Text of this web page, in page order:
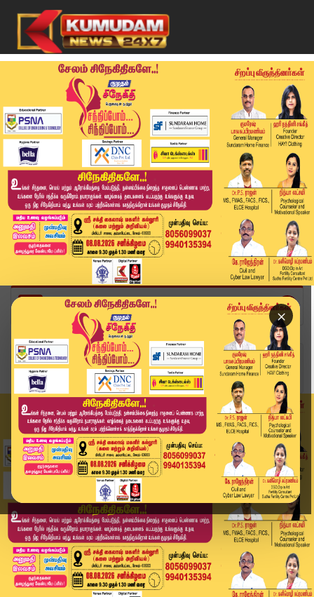
×
Home
இந்தியா
ஒடிசா பூரி ஜெகநாதர் கோவில் ரத யாத்திரை: நெரிசல...